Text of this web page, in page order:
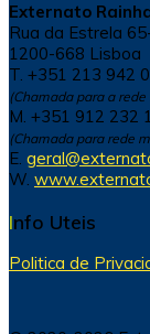
Externato
Rua da Estrela
1200-668 Lisboa
T. +351 213 942
(Chamada para a
M. +351 912 232
(Chamada para rede
E.
W.
Info Uteis
Politica de